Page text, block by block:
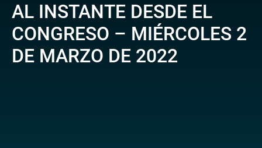
AL INSTANTE DESDE EL
CONGRESO – MIÉRCOLES 2
DE MARZO DE 2022